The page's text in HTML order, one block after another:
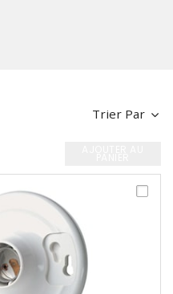
Trier Par